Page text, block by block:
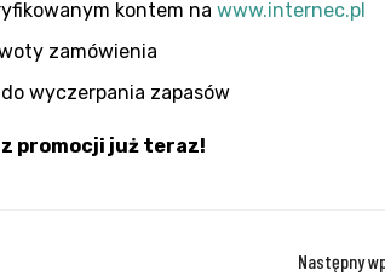
kontem na www.internec.pl
zamówienia
wyczerpania zapasów
promocji już teraz!
Następny